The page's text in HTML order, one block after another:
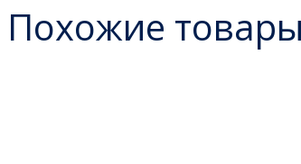
Похожие товары